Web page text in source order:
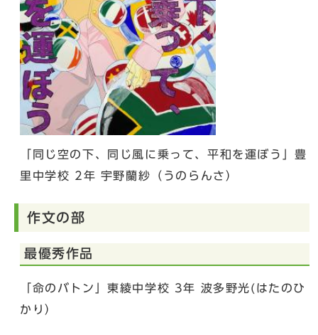
「同じ空の下、同じ風に乗って、平和を運ぼう」豊
里中学校 2年 宇野蘭紗（うのらんさ）
作文の部
最優秀作品
「命のバトン」東綾中学校 3年 波多野光(はたのひ
かり）